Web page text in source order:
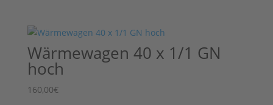
Wärmewagen 40 x 1/1 GN
hoch
160,00€